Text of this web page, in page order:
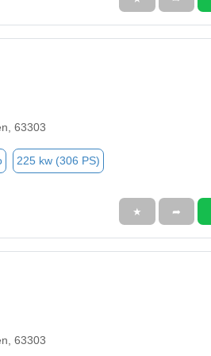
63303
225 kw (306 PS)
★ ➦
63303